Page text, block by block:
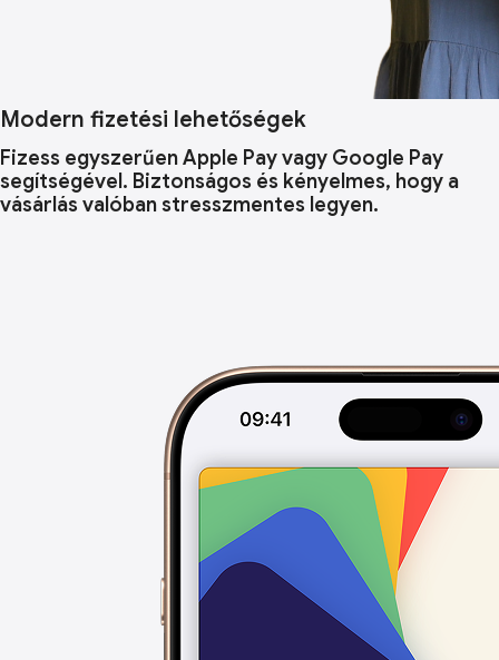
Modern fizetési lehetőségek
Fizess egyszerűen Apple Pay vagy Google Pay
segítségével. Biztonságos és kényelmes, hogy a
vásárlás valóban stresszmentes legyen.